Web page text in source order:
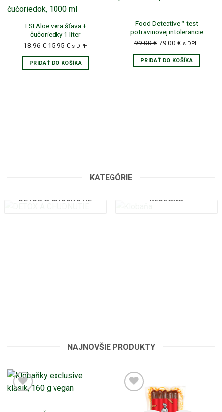
ESI Aloe vera šťava +
čučoriedky 1 liter
18.96€ Pôvodná
cena
bola:
15.95 € Aktuálna
cena
je:
s DPH
PRIDAŤ DO KOŠÍKA
Food Detective™ test
potravinovej intolerancie
99.00€Pôvodná
cena
bola:
79.00 € Aktuálna
cena
je:
s DPH
PRIDAŤ DO KOŠÍKA
KATEGÓRIE
DETOX A CHUDNUTIE KLOBAŇA
NAJNOVŠIE PRODUKTY